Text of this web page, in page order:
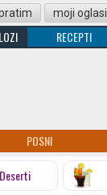
moji oglasi
RECEPTI
POSNI
Deserti